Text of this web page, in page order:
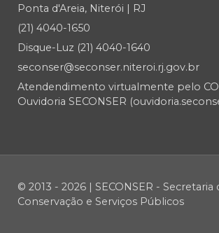
Ponta d'Areia, Niterói | RJ
(21) 4040-1650
Disque-Luz (21) 4040-1640
seconser@seconser.niteroi.rj.gov.br
Atendendimento virtualmente pelo
Ouvidoria SECONSER
© 2013 - 2026 | SECONSER - Secretaria
Conservação e Serviços Públicos